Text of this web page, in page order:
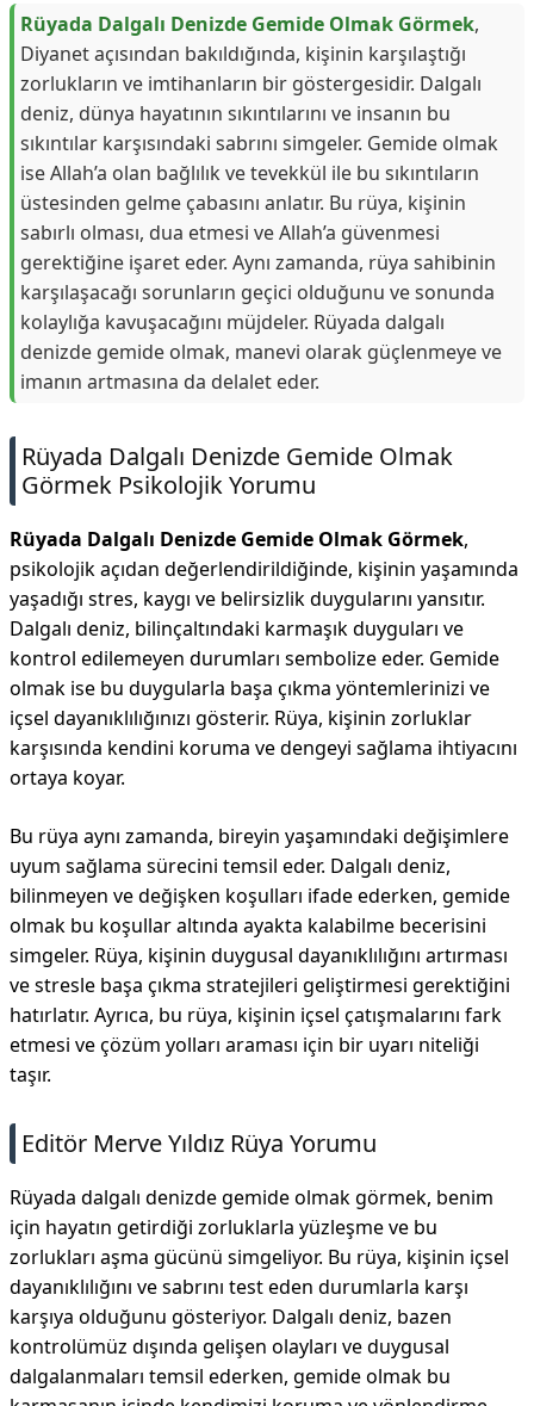
Rüyada Dalgalı Denizde Gemide Olmak Görmek,
Diyanet açısından bakıldığında, kişinin karşılaştığı
zorlukların ve imtihanların bir göstergesidir. Dalgalı
deniz, dünya hayatının sıkıntılarını ve insanın bu
sıkıntılar karşısındaki sabrını simgeler. Gemide olmak
ise Allah’a olan bağlılık ve tevekkül ile bu sıkıntıların
üstesinden gelme çabasını anlatır. Bu rüya, kişinin
sabırlı olması, dua etmesi ve Allah’a güvenmesi
gerektiğine işaret eder. Aynı zamanda, rüya sahibinin
karşılaşacağı sorunların geçici olduğunu ve sonunda
kolaylığa kavuşacağını müjdeler. Rüyada dalgalı
denizde gemide olmak, manevi olarak güçlenmeye ve
imanın artmasına da delalet eder.
Rüyada Dalgalı Denizde Gemide Olmak
Görmek Psikolojik Yorumu
Rüyada Dalgalı Denizde Gemide Olmak Görmek,
psikolojik açıdan değerlendirildiğinde, kişinin yaşamında
yaşadığı stres, kaygı ve belirsizlik duygularını yansıtır.
Dalgalı deniz, bilinçaltındaki karmaşık duyguları ve
kontrol edilemeyen durumları sembolize eder. Gemide
olmak ise bu duygularla başa çıkma yöntemlerinizi ve
içsel dayanıklılığınızı gösterir. Rüya, kişinin zorluklar
karşısında kendini koruma ve dengeyi sağlama ihtiyacını
ortaya koyar.
Bu rüya aynı zamanda, bireyin yaşamındaki değişimlere
uyum sağlama sürecini temsil eder. Dalgalı deniz,
bilinmeyen ve değişken koşulları ifade ederken, gemide
olmak bu koşullar altında ayakta kalabilme becerisini
simgeler. Rüya, kişinin duygusal dayanıklılığını artırması
ve stresle başa çıkma stratejileri geliştirmesi gerektiğini
hatırlatır. Ayrıca, bu rüya, kişinin içsel çatışmalarını fark
etmesi ve çözüm yolları araması için bir uyarı niteliği
taşır.
Editör Merve Yıldız Rüya Yorumu
Rüyada dalgalı denizde gemide olmak görmek, benim
için hayatın getirdiği zorluklarla yüzleşme ve bu
zorlukları aşma gücünü simgeliyor. Bu rüya, kişinin içsel
dayanıklılığını ve sabrını test eden durumlarla karşı
karşıya olduğunu gösteriyor. Dalgalı deniz, bazen
kontrolümüz dışında gelişen olayları ve duygusal
dalgalanmaları temsil ederken, gemide olmak bu